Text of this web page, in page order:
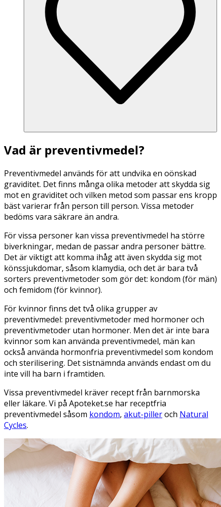
Vad är preventivmedel?
Preventivmedel används för att undvika en oönskad
graviditet. Det finns många olika metoder att skydda sig
mot en graviditet och vilken metod som passar ens kropp
bäst varierar från person till person. Vissa metoder
bedöms vara säkrare än andra.
För vissa personer kan vissa preventivmedel ha större
biverkningar, medan de passar andra personer bättre.
Det är viktigt att komma ihåg att även skydda sig mot
könssjukdomar, såsom klamydia, och det är bara två
sorters preventivmetoder som gör det: kondom (för män)
och femidom (för kvinnor).
För kvinnor finns det två olika grupper av
preventivmedel: preventivmetoder med hormoner och
preventivmetoder utan hormoner. Men det är inte bara
kvinnor som kan använda preventivmedel, män kan
också använda hormonfria preventivmedel som kondom
och sterilisering. Det sistnämnda används endast om du
inte vill ha barn i framtiden.
Vissa preventivmedel kräver recept från barnmorska
eller läkare. Vi på Apoteket.se har receptfria
preventivmedel såsom kondom, akut-pilleroch Natural
Cycles.